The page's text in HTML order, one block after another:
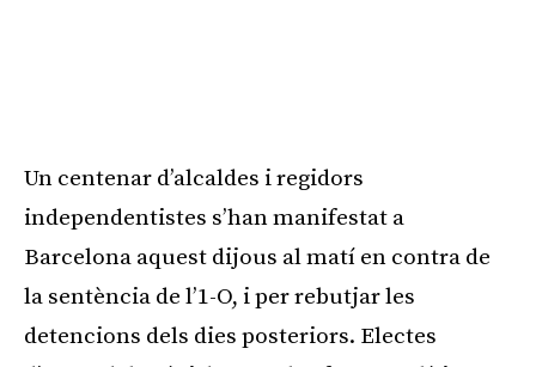
Un centenar d’alcaldes i regidors
independentistes s’han manifestat a
Barcelona aquest dijous al matí en contra de
la sentència de l’1-O, i per rebutjar les
detencions dels dies posteriors. Electes